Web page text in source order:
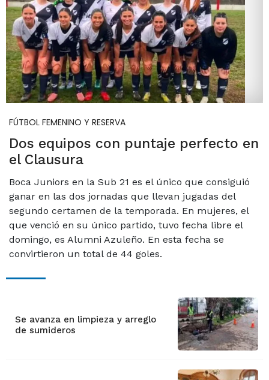
FÚTBOL FEMENINO Y RESERVA
Dos equipos con puntaje perfecto en
el Clausura
Boca Juniors en la Sub 21 es el único que consiguió
ganar en las dos jornadas que llevan jugadas del
segundo certamen de la temporada. En mujeres, el
que venció en su único partido, tuvo fecha libre el
domingo, es Alumni Azuleño. En esta fecha se
convirtieron un total de 44 goles.
Se avanza en limpieza y arreglo
de sumideros